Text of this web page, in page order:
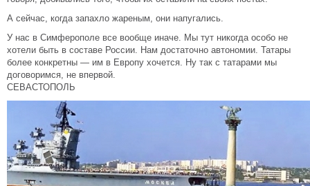
А сейчас, когда запахло жареным, они напугались.
У нас в Симферополе все вообще иначе. Мы тут никогда особо не
хотели быть в составе России. Нам достаточно автономии. Татары
более конкретны — им в Европу хочется. Ну так с татарами мы
договоримся, не впервой.
СЕВАСТОПОЛЬ